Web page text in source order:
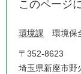
このページ
環境課 環境保
〒352-8623
埼玉県新座市